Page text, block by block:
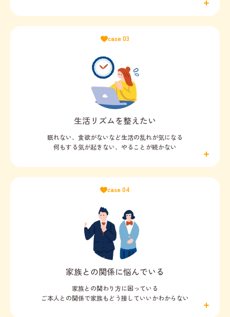
case 03
生活リズムを整えたい
眠れない、食欲がないなど生活の乱れが気になる
何もする気が起きない、やることが続かない
case 04
家族との関係に悩んでいる
家族との関わり方に困っている
ご本人との関係で家族もどう接していいかわからない